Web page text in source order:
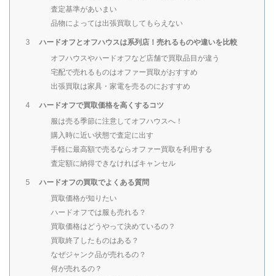
査定基準があいまい
品物によっては出張買取してもらえない
3
ハードオフとオフハウスは系列店！売れるものや違いを比較
オフハウスやハードオフなど店舗で買取品目が違う
宅配で売れるものはオファー買取がおすすめ
出張買取は家具・家電を売るのにおすすめ
4
ハードオフで買取価格を高くするコツ
服は売る季節に注意してオフハウスへ！
購入時に近い状態で査定に出す
手軽に最高額で売るならオファー買取を利用する
査定額に納得できなければキャンセル
5
ハードオフの買取でよくある質問
買取価格が知りたい
ハードオフでは服も売れる？
買取価格はどうやって決めているの？
買取終了したものはある？
なぜジャンク品が売れるの？
何が売れるの？